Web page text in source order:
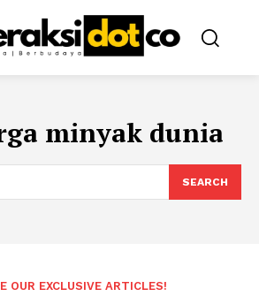
minyak dunia
SEARCH
OUR EXCLUSIVE ARTICLES!